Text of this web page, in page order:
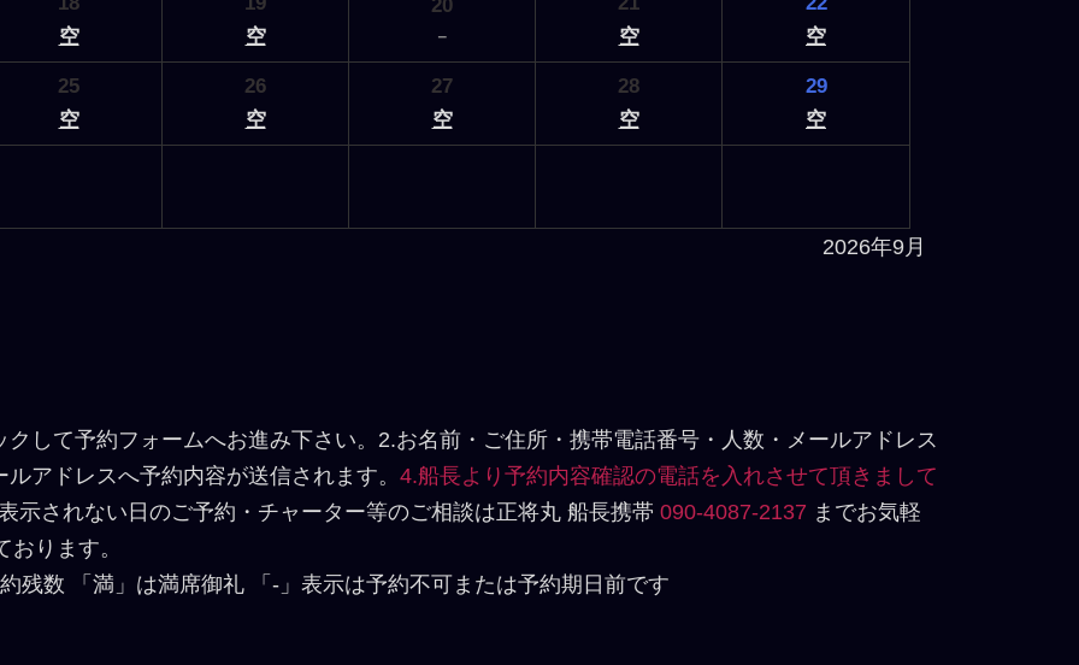
空
空
20
－
空
空
25
空
26
空
27
空
28
空
29
空
2026年9月
して予約フォームへお進み下さい。2.お名前・ご住所・携帯電話番号・人数・メールアドレス
アドレスへ予約内容が送信されます。 4.船長より予約内容確認の電話を入れさせて頂きまして
示されない日のご予約・チャーター等のご相談は正将丸 船長携帯 090-4087-2137 までお気軽
ります。
約残数 「満」は満席御礼 「-」表示は予約不可または予約期日前です